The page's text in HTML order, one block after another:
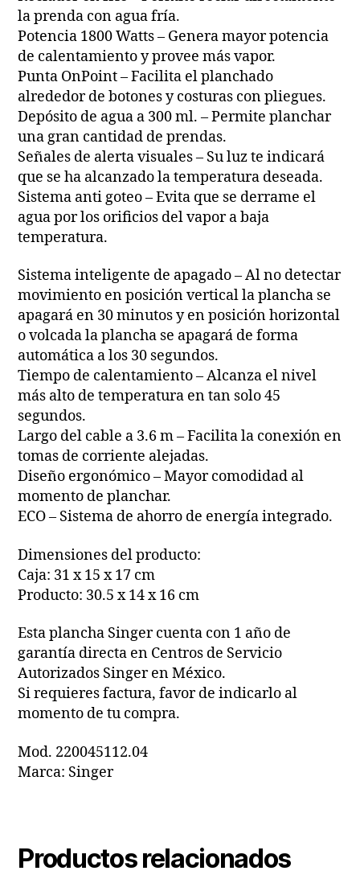
la prenda con agua fría.
Potencia 1800 Watts – Genera mayor potencia
de calentamiento y provee más vapor.
Punta OnPoint – Facilita el planchado
alrededor de botones y costuras con pliegues.
Depósito de agua a 300 ml. – Permite planchar
una gran cantidad de prendas.
Señales de alerta visuales – Su luz te indicará
que se ha alcanzado la temperatura deseada.
Sistema anti goteo – Evita que se derrame el
agua por los orificios del vapor a baja
temperatura.
Sistema inteligente de apagado – Al no detectar
movimiento en posición vertical la plancha se
apagará en 30 minutos y en posición horizontal
o volcada la plancha se apagará de forma
automática a los 30 segundos.
Tiempo de calentamiento – Alcanza el nivel
más alto de temperatura en tan solo 45
segundos.
Largo del cable a 3.6 m – Facilita la conexión en
tomas de corriente alejadas.
Diseño ergonómico – Mayor comodidad al
momento de planchar.
ECO – Sistema de ahorro de energía integrado.
Dimensiones del producto:
Caja: 31 x 15 x 17 cm
Producto: 30.5 x 14 x 16 cm
Esta plancha Singer cuenta con 1 año de
garantía directa en Centros de Servicio
Autorizados Singer en México.
Si requieres factura, favor de indicarlo al
momento de tu compra.
Mod. 220045112.04
Marca: Singer
Productos relacionados